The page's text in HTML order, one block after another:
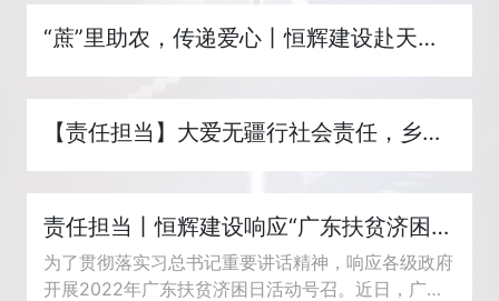
“蔗”里助农，传递爱心丨恒辉建设赴天益村开展爱心助农活动
【责任担当】大爱无疆行社会责任，乡村振兴显民企担当！
责任担当丨恒辉建设响应“广东扶贫济困日”活动，积极助力乡村振...
为了贯彻落实习总书记重要讲话精神，响应各级政府
开展2022年广东扶贫济困日活动号召。近日，广州